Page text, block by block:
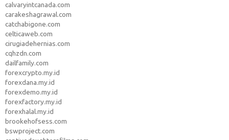
calvaryintcanada.com
carakeshagrawal.com
catchabigone.com
celticaweb.com
cirugiadehernias.com
cqhzdn.com
dailfamily.com
forexcrypto.my.id
forexdana.my.id
forexdemo.my.id
forexfactory.my.id
forexhalal.my.id
brookehofsess.com
bswproject.com